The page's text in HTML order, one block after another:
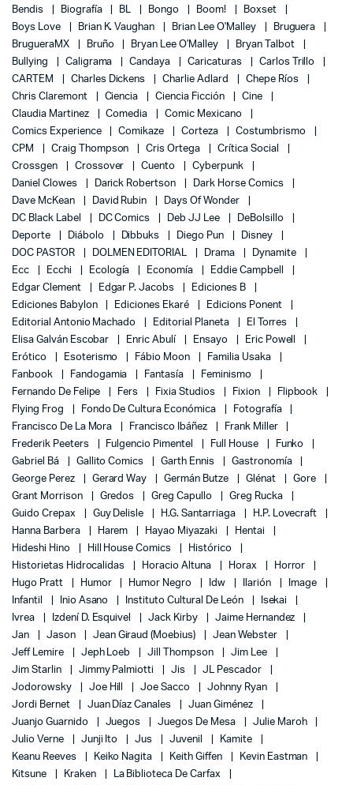
Bendis
Biografía BL Bongo Boom!
Boxset
Boys Love
Brian K. Vaughan Brian Lee O'Malley
Bruguera
BrugueraMX
Bruño Bryan Lee O'Malley
Bryan Talbot
Bullying
Caligrama Candaya Caricaturas
Carlos Trillo
CARTEM
Charles Dickens Charlie Adlard
Chepe Ríos
Chris Claremont
Ciencia Ciencia Ficción
Cine
Claudia Martinez
Comedia
Comic Mexicano
Comics Experience
Comikaze Corteza
Costumbrismo
CPM
Craig Thompson Cris Ortega
Crítica Social
Crossgen
Crossover Cuento
Cyberpunk
Daniel Clowes
Darick Robertson
Dark Horse Comics
Dave McKean
David Rubin
Days Of Wonder
DC Black Label
DC Comics Deb JJ Lee
DeBolsillo
Deporte
Diábolo Dibbuks Diego Pun
Disney
DOC PASTOR
DOLMEN EDITORIAL Drama
Dynamite
Ecc
Ecchi Ecología Economía
Eddie Campbell
Edgar Clement
Edgar P. Jacobs
Ediciones B
Ediciones Babylon
Ediciones Ekaré
Edicions Ponent
Editorial Antonio Machado
Editorial Planeta
El Torres
Elisa Galván Escobar
Enric Abulí Ensayo
Eric Powell
Erótico
Esoterismo Fábio Moon
Familia Usaka
Fanbook
Fandogamia Fantasía
Feminismo
Fernando De Felipe
Fers Fixia Studios Fixion
Flipbook
Flying Frog
Fondo De Cultura Económica
Fotografía
Francisco De La Mora
Francisco Ibáñez
Frank Miller
Frederik Peeters
Fulgencio Pimentel Full House
Funko
Gabriel Bá
Gallito Comics Garth Ennis
Gastronomía
George Perez
Gerard Way Germán Butze Glénat
Gore
Grant Morrison
Gredos Greg Capullo
Greg Rucka
Guido Crepax
Guy Delisle H.G. Santarriaga
H.P. Lovecraft
Hanna Barbera
Harem Hayao Miyazaki
Hentai
Hideshi Hino
Hill House Comics
Histórico
Historietas Hidrocalidas
Horacio Altuna Horax
Horror
Hugo Pratt
Humor Humor Negro Idw Ilarión
Image
Infantil
Inio Asano Instituto Cultural De León
Isekai
Ivrea
Izdení D. Esquivel Jack Kirby
Jaime Hernandez
Jan
Jason Jean Giraud (Moebius)
Jean Webster
Jeff Lemire
Jeph Loeb Jill Thompson
Jim Lee
Jim Starlin
Jimmy Palmiotti Jis
JL Pescador
Jodorowsky
Joe Hill Joe Sacco
Johnny Ryan
Jordi Bernet
Juan Díaz Canales
Juan Giménez
Juanjo Guarnido
Juegos Juegos De Mesa
Julie Maroh
Julio Verne
Junji Ito Jus Juvenil
Kamite
Keanu Reeves
Keiko Nagita Keith Giffen
Kevin Eastman
Kitsune
Kraken
La Biblioteca De Carfax